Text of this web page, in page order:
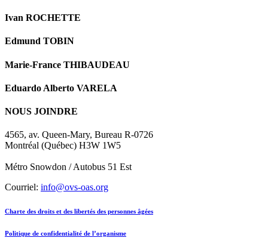
Ivan ROCHETTE
Edmund TOBIN
Marie-France THIBAUDEAU
Eduardo Alberto VARELA
NOUS JOINDRE
4565, av. Queen-Mary, Bureau R-0726
Montréal (Québec) H3W 1W5
Métro Snowdon / Autobus 51 Est
Courriel: info@ovs-oas.org
Charte des droits et des libertés des personnes âgées
Politique de confidentialité de l’organisme